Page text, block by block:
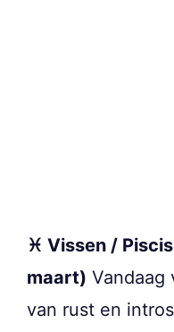
♓ Vissen /
maart) Vandaag
van rust en